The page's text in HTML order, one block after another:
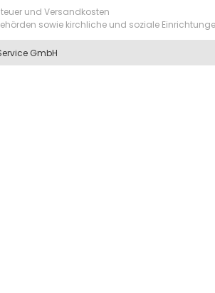
und Versandkosten
sowie kirchliche und soziale
GmbH